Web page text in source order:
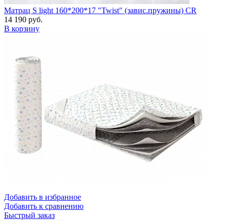
Матрац S light 160*200*17 "Twist" (завис.пружины) CR
14 190 руб.
В корзину
Добавить в избранное
Добавить к сравнению
Быстрый заказ